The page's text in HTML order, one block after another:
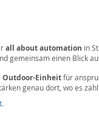
all about automation in
gemeinsam einen Blick
Outdoor-Einheitfür
genau dort, wo es